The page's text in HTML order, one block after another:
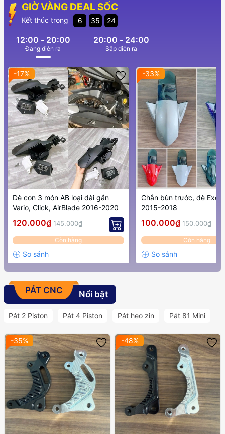
GIỜ VÀNG DEAL SỐC
Kết thúc trong 6 35 21
12:00 - 20:00
Ðang diễn ra
20:00 - 24:00
Sắp diễn ra
-17%
Dè con 3 món AB loại dài gắn
Vario, Click, AirBlade 2016-2020
120.000₫ 145.000₫
Còn hàng
-33%
Chắn bùn trước, dè
2015-2018
100.000₫ 150.000₫
Còn hàng
PÁT CNC Nổi bật
Pát 2 Piston Pát 4 Piston Pát heo zin Pát 81 Mini
-35% -48%